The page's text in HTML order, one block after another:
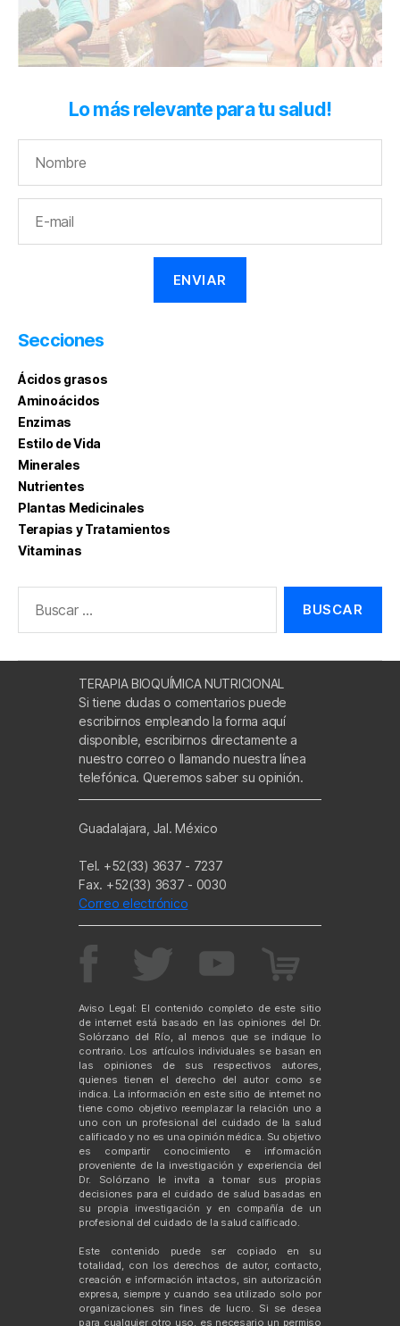
Lo más relevante para tu salud!
Secciones
Ácidos grasos
Aminoácidos
Enzimas
Estilo de Vida
Minerales
Nutrientes
Plantas Medicinales
Terapias y Tratamientos
Vitaminas
TERAPIA BIOQUÍMICA NUTRICIONAL
Si tiene dudas o comentarios puede
escribirnos empleando la forma aquí
disponible, escribirnos directamente a
nuestro correo o llamando nuestra línea
telefónica. Queremos saber su opinión.
Guadalajara, Jal. México
Tel. +52(33) 3637 - 7237
Fax. +52(33) 3637 - 0030
Correo electrónico
Aviso Legal: El contenido completo de este sitio
de internet está basado en las opiniones del Dr.
Solórzano del Río, al menos que se indique lo
contrario. Los artículos individuales se basan en
las opiniones de sus respectivos autores,
quienes tienen el derecho del autor como se
indica. La información en este sitio de internet no
tiene como objetivo reemplazar la relación uno a
uno con un profesional del cuidado de la salud
calificado y no es una opinión médica. Su objetivo
es compartir conocimiento e información
proveniente de la investigación y experiencia del
Dr. Solórzano le invita a tomar sus propias
decisiones para el cuidado de salud basadas en
su propia investigación y en compañía de un
profesional del cuidado de la salud calificado.
Este contenido puede ser copiado en su
totalidad, con los derechos de autor, contacto,
creación e información intactos, sin autorización
expresa, siempre y cuando sea utilizado solo por
organizaciones sin fines de lucro. Si se desea
para cualquier otro uso, es necesario un permiso